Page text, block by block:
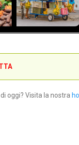
oggi? Visita la nostra